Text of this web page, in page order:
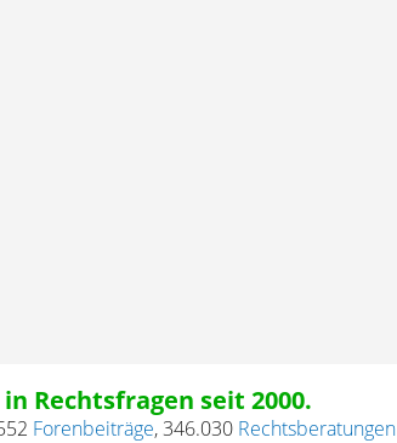
Rechtsfragen seit 2000.
Forenbeiträge,346.030 Rechtsberatungen